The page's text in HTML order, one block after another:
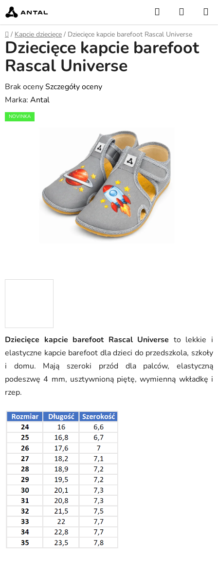
Przejść
do
treści
Szukaj
Home
/ Kapcie dziecięce / Dziecięce kapcie barefoot Rascal Universe
Dziecięce kapcie barefoot Rascal Universe to lekkie i
elastyczne kapcie barefoot dla dzieci do przedszkola, szkoły
i domu. Mają szeroki przód dla palców, elastyczną
podeszwę 4 mm, usztywnioną piętę, wymienną wkładkę i
rzep.
Dziecięce kapcie barefoot
Rascal Universe
Średnia
ocena
produktu
Brak ocenySzczegóły oceny
Marka: Antal
NOVINKA